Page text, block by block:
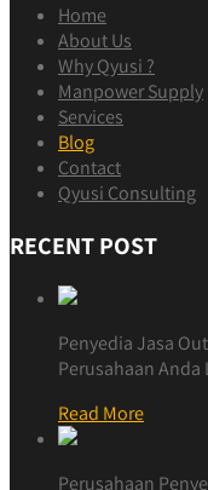
Home
About Us
Why Qyusi ?
Manpower Supply
Services
Blog
Contact
Qyusi Consulting
RECENT POST
Penyedia Jasa
Perusahaan
Read More
Perusahaan